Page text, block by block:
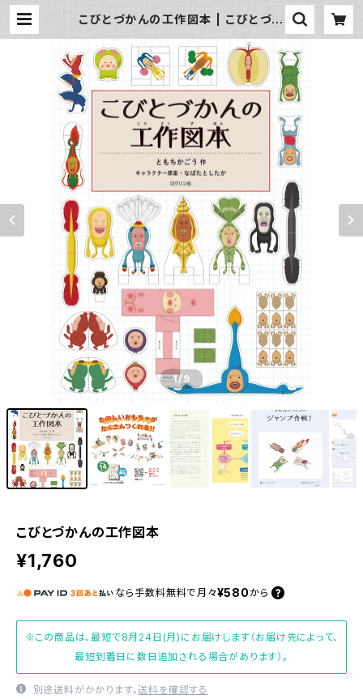
こびとづかんの工作図本 | こびとづか
1/9
こびとづかんの工作図本
¥1,760
なら 手数料無料で 月々¥580 から
※この商品は、最短で8月24日(月)にお届けします（お届け先によって、
最短到着日に数日追加される場合があります）。
別途送料がかかります。送料を確認する